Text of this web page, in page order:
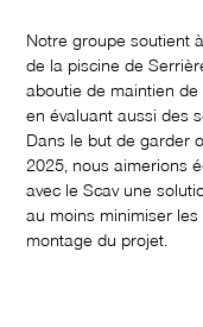
Notre groupe soutient
de la piscine de
aboutie de maintien
en évaluant aussi des
Dans le but de garder
2025, nous aimerions
avec le Scav une
au moins minimiser
montage du projet.